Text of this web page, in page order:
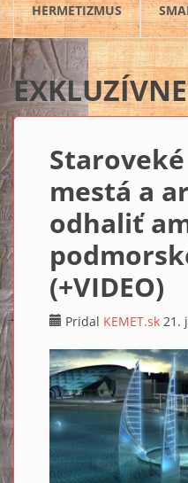
HERMETIZMUS
EXKLUZÍVNE
mestá a
odhaliť
(+VIDEO)
Pridal KEMET.sk 21.